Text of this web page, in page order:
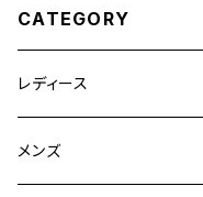
CATEGORY
レディース
競技用ジャケット
メンズ